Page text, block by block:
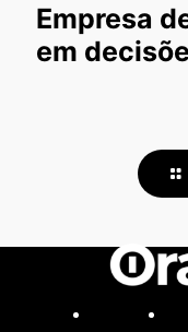
Empresa
em